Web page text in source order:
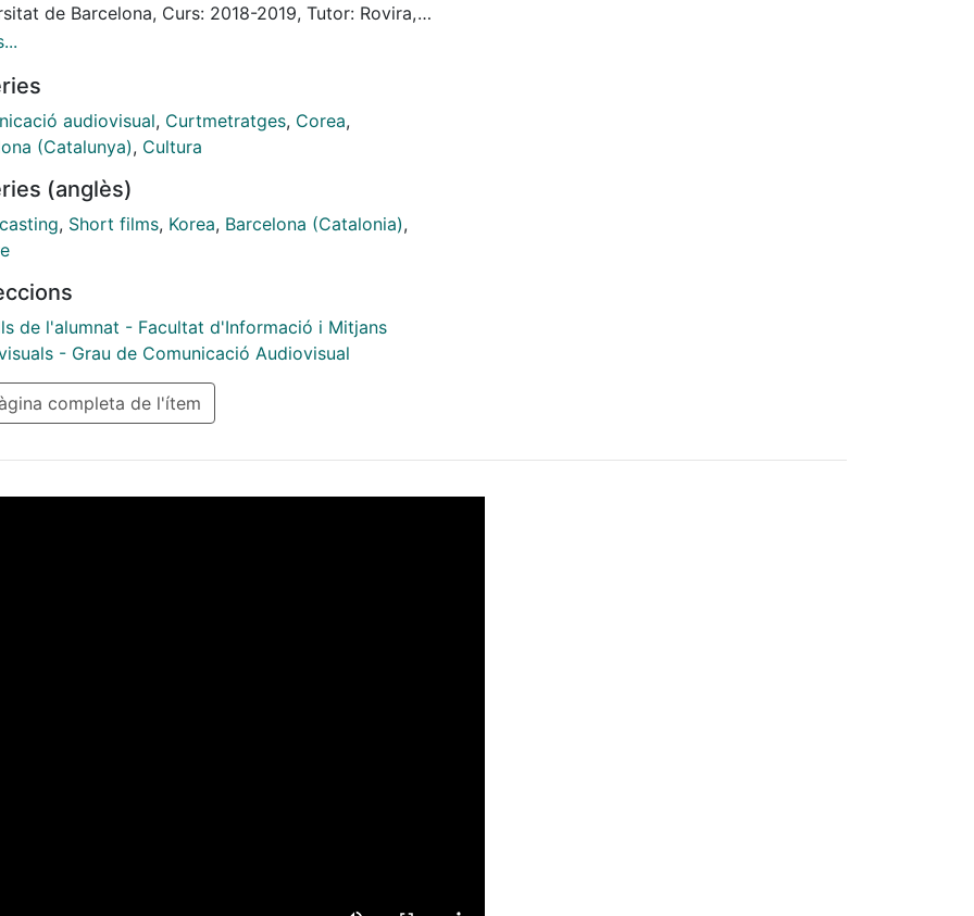
de Barcelona, Curs: 2018-2019, Tutor: Rovira,
(Rovira Cuadrench). // Director: Arantzazu Mujica i
Guionista: Arantzazu Mujica i Nuria Gallego; Dir.
Mujica; Càmera: Arantzazu Mujica;
Gallego; Direcció de so: Nuria Gallego;
Arantzazu Mujica. Equip artístic: Laia
Mª José, Laia López, Anabel Guardia, Somang
Kong.
audiovisual, Curtmetratges, Corea,
(Catalunya), Cultura
(anglès)
, Short films, Korea, Barcelona (Catalonia),
de l'alumnat - Facultat d'Informació i Mitjans
- Grau de Comunicació Audiovisual
completa de l'ítem